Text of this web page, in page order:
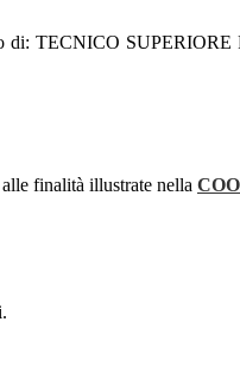
di: TECNICO
finalità illustrate nella